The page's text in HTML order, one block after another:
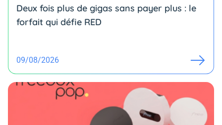
Deux fois plus de gigas sans payer plus : le
forfait qui défie RED
09/08/2026